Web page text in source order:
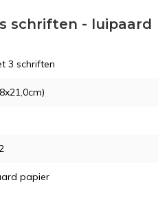
schriften - luipaard
3 schriften
papier